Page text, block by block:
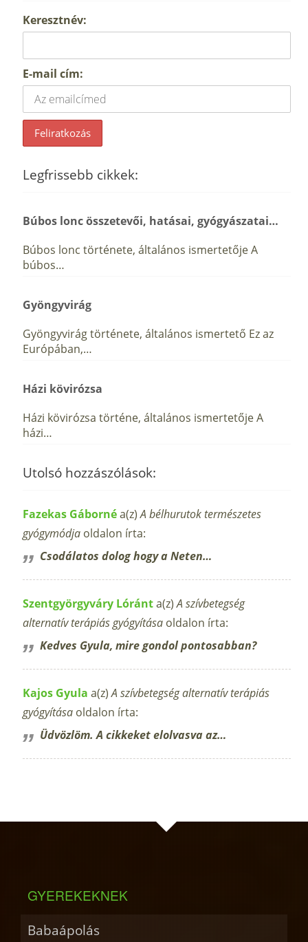
Keresztnév:
E-mail cím:
Legfrissebb cikkek:
Búbos lonc összetevői, hatásai, gyógyászatai…
Búbos lonc története, általános ismertetője A
búbos…
Gyöngyvirág
Gyöngyvirág története, általános ismertető Ez az
Európában,…
Házi kövirózsa
Házi kövirózsa történe, általános ismertetője A
házi…
Utolsó hozzászólások:
Fazekas Gábornéa(z)A bélhurutok természetes
gyógymódja oldalon írta:
Csodálatos dolog hogy a Neten…
Szentgyörgyváry Lóránta(z)A szívbetegség
alternatív terápiás gyógyítása oldalon írta:
Kedves Gyula, mire gondol pontosabban?
Kajos Gyula a(z)A szívbetegség alternatív terápiás
gyógyítása oldalon írta:
Üdvözlöm. A cikkeket elolvasva az…
GYEREKEKNEK
Babaápolás